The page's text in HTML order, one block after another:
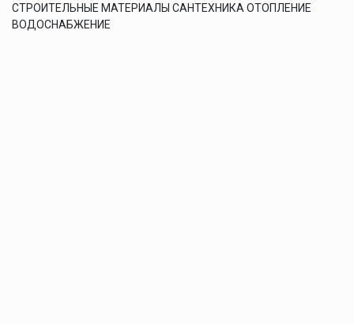
СТРОИТЕЛЬНЫЕ МАТЕРИАЛЫ САНТЕХНИКА ОТОПЛЕНИЕ
ВОДОСНАБЖЕНИЕ